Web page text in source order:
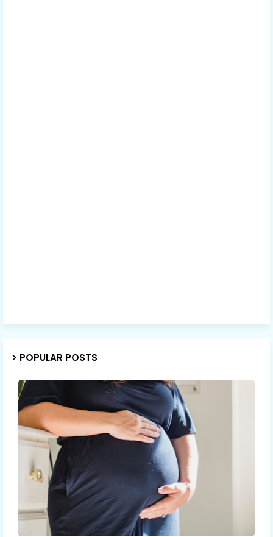
POPULAR POSTS